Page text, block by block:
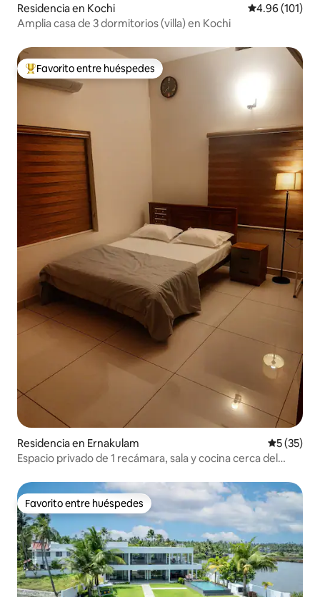
Residencia en Kochi Calificación
4.96 (101)
Amplia casa de 3 dormitorios (villa) en Kochi
De los mejores en Favorito entre huéspedes
Favorito entre huéspedes
Residencia en Ernakulam
5 (35)
Espacio privado de 1 recámara, sala y cocina cerca del
Favorito entre huéspedes
Favorito entre huéspedes